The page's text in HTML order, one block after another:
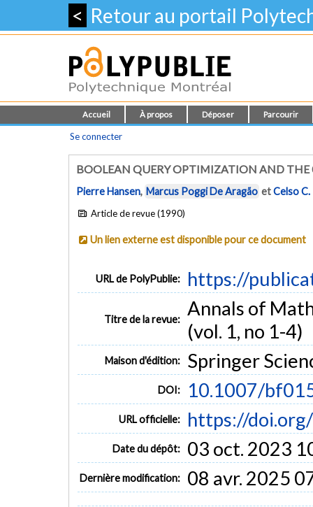
< Retour au portail
Accueil À propos Déposer Parcourir
Se connecter
BOOLEAN QUERY OPTIMIZATION AND THE
Pierre Hansen, Marcus Poggi De Aragão etCelso
Article de revue (1990)
Un lien externe est disponible pour ce document
URL de PolyPublie: https://
Titre de la revue: Annals of
(vol. 1, no 1-4)
Maison d'édition: Springer
DOI: 10.1007/
URL officielle: https://
Date du dépôt: 03 oct. 2023
Dernière modification: 08 avr. 2025